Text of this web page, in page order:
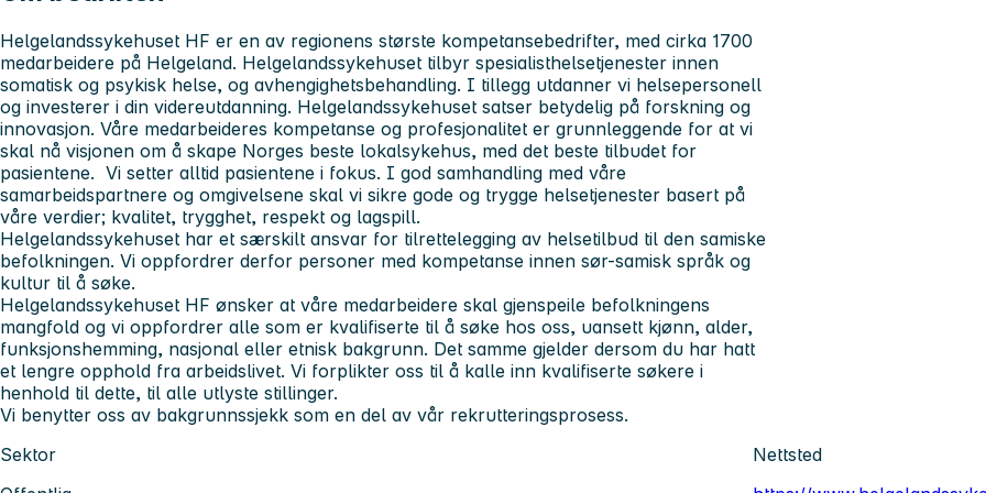
Helgelandssykehuset HF er en av regionens største kompetansebedrifter, med cirka 1700
medarbeidere på Helgeland. Helgelandssykehuset tilbyr spesialisthelsetjenester innen
somatisk og psykisk helse, og avhengighetsbehandling. I tillegg utdanner vi helsepersonell
og investerer i din videreutdanning. Helgelandssykehuset satser betydelig på forskning og
innovasjon. Våre medarbeideres kompetanse og profesjonalitet er grunnleggende for at vi
skal nå visjonen om å skape Norges beste lokalsykehus, med det beste tilbudet for
pasientene. Vi setter alltid pasientene i fokus. I god samhandling med våre
samarbeidspartnere og omgivelsene skal vi sikre gode og trygge helsetjenester basert på
våre verdier; kvalitet, trygghet, respekt og lagspill.
Helgelandssykehuset har et særskilt ansvar for tilrettelegging av helsetilbud til den samiske
befolkningen. Vi oppfordrer derfor personer med kompetanse innen sør-samisk språk og
kultur til å søke.
Helgelandssykehuset HF ønsker at våre medarbeidere skal gjenspeile befolkningens
mangfold og vi oppfordrer alle som er kvalifiserte til å søke hos oss, uansett kjønn, alder,
funksjonshemming, nasjonal eller etnisk bakgrunn. Det samme gjelder dersom du har hatt
et lengre opphold fra arbeidslivet. Vi forplikter oss til å kalle inn kvalifiserte søkere i
henhold til dette, til alle utlyste stillinger.
Vi benytter oss av bakgrunnssjekk som en del av vår rekrutteringsprosess.
Sektor
Nettsted